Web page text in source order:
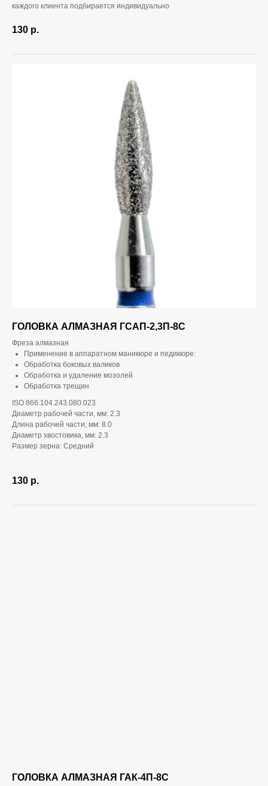
каждого клиента подбирается индивидуально
130 р.
ГОЛОВКА АЛМАЗНАЯ ГСАП-2,3П-8С
Фреза алмазная
Применение в аппаратном маникюре и педикюре:
Обработка боковых валиков
Обработка и удаление мозолей
Обработка трещин
ISO 866.104.243.080.023
Диаметр рабочей части, мм: 2.3
Длина рабочей части, мм: 8.0
Диаметр хвостовика, мм: 2.3
Размер зерна: Средний
130 р.
ГОЛОВКА АЛМАЗНАЯ ГАК-4П-8С